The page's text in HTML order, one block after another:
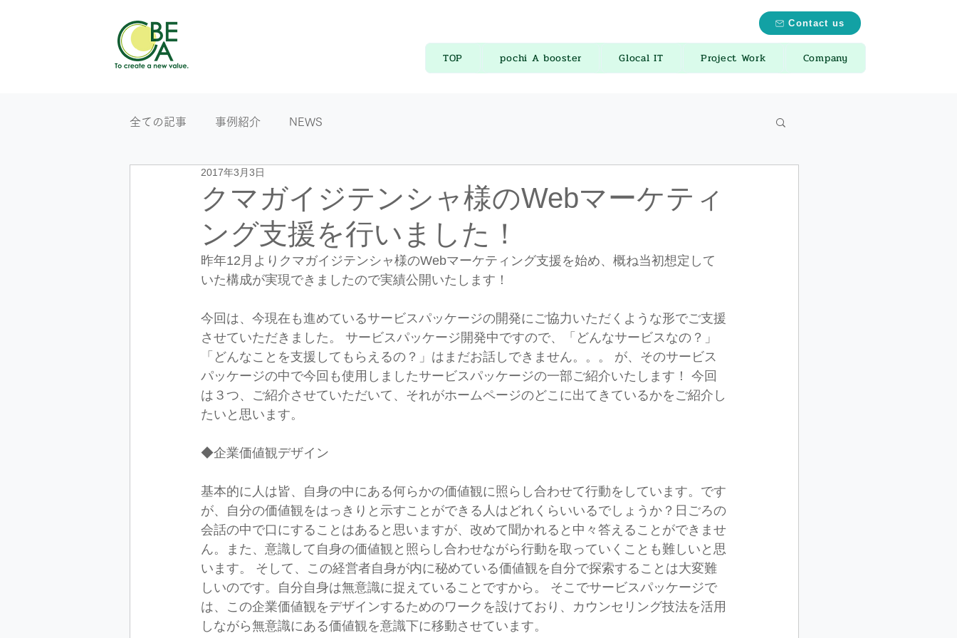
Contact us
TOP pochi A booster Glocal IT Project Work Company
全ての記事 事例紹介 NEWS
クマガイジテンシャ様のWebマーケティ
ング支援を行いました！
2017年3月3日
昨年12月よりクマガイジテンシャ様のWebマーケティング支援を始め、概ね当初想定して
いた構成が実現できましたので実績公開いたします！
今回は、今現在も進めているサービスパッケージの開発にご協力いただくような形でご支援
させていただきました。 サービスパッケージ開発中ですので、「どんなサービスなの？」
「どんなことを支援してもらえるの？」はまだお話しできません。。。 が、そのサービス
パッケージの中で今回も使用しましたサービスパッケージの一部ご紹介いたします！ 今回
は３つ、ご紹介させていただいて、それがホームページのどこに出てきているかをご紹介し
たいと思います。
◆企業価値観デザイン
基本的に人は皆、自身の中にある何らかの価値観に照らし合わせて行動をしています。です
が、自分の価値観をはっきりと示すことができる人はどれくらいいるでしょうか？日ごろの
会話の中で口にすることはあると思いますが、改めて聞かれると中々答えることができませ
ん。また、意識して自身の価値観と照らし合わせながら行動を取っていくことも難しいと思
います。 そして、この経営者自身が内に秘めている価値観を自分で探索することは大変難
しいのです。自分自身は無意識に捉えていることですから。 そこでサービスパッケージで
は、この企業価値観をデザインするためのワークを設けており、カウンセリング技法を活用
しながら無意識にある価値観を意識下に移動させています。